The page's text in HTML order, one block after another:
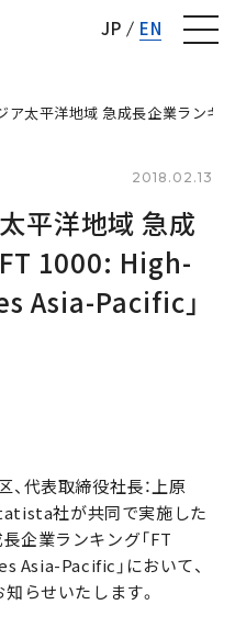
JP EN
ア太平洋地域 急成長企業ラン
2018.02.13
平洋地域 急成
1000: High-
Asia-Pacific」
代表取締役社長：上原
社が共同で実施した
企業ランキング「FT
Pacific」において、
らせいたします。